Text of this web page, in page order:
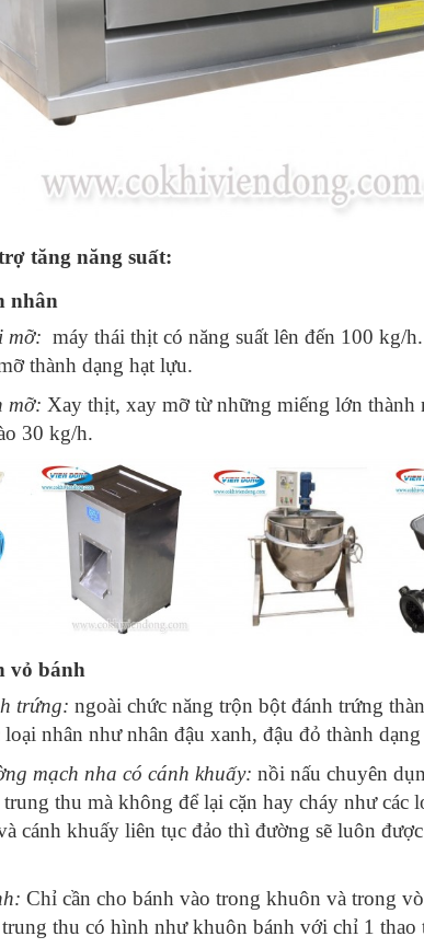
tăng năng suất:
nhân
mỡ: máy thái thịt có năng suất lên đến 100 kg/
thành dạng hạt lựu.
mỡ: Xay thịt, xay mỡ từ những miếng lớn thành
30 kg/h.
vỏ bánh
trứng: ngoài chức năng trộn bột đánh trứng
loại nhân như nhân đậu xanh, đậu đỏ thành
mạch nha có cánh khuấy: nồi nấu chuyên
trung thu mà không để lại cặn hay cháy như các
cánh khuấy liên tục đảo thì đường sẽ luôn
Chỉ cần cho bánh vào trong khuôn và trong
thu có hình như khuôn bánh với chỉ 1 thao